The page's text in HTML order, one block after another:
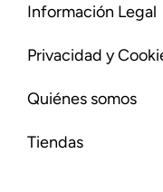
Información Legal
Privacidad y
Quiénes somos
Tiendas